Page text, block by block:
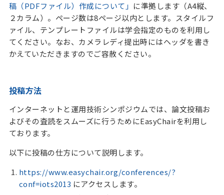
稿（PDFファイル）作成について」 に準拠します（A4縦、
２カラム）。ページ数は8ページ以内とします。スタイルフ
ァイル、テンプレートファイルは学会指定のものを利用し
てください。なお、カメラレディ提出時にはヘッダを書き
かえていただきますのでご容赦ください。
投稿方法
インターネットと運用技術シンポジウムでは、論文投稿お
よびその査読をスムーズに行うためにEasyChairを利用し
ております。
以下に投稿の仕方について説明します。
https://www.easychair.org/conferences/?
conf=iots2013 にアクセスします。